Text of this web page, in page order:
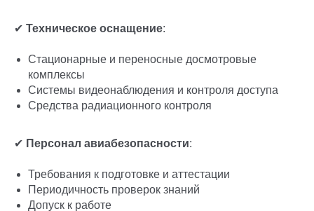
✔ Техническое оснащение:
Стационарные и переносные досмотровые
комплексы
Системы видеонаблюдения и контроля доступа
Средства радиационного контроля
✔ Персонал авиабезопасности:
Требования к подготовке и аттестации
Периодичность проверок знаний
Допуск к работе